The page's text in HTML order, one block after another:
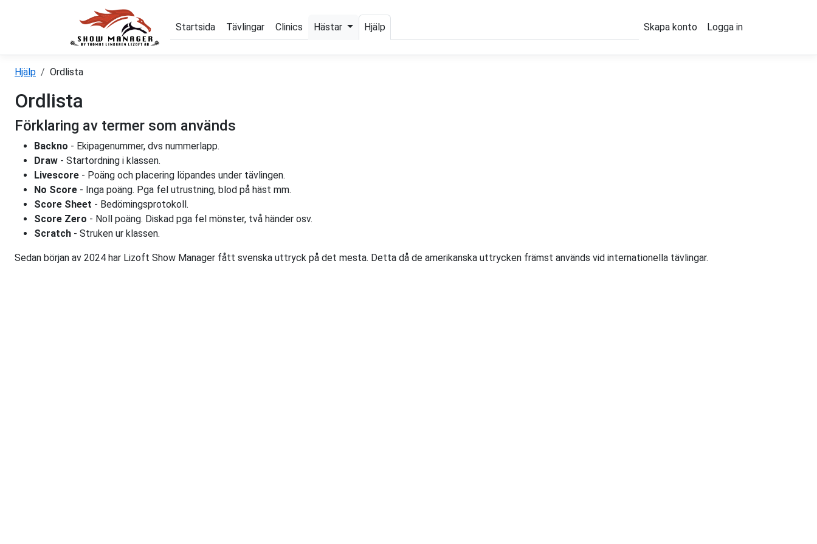
Startsida Tävlingar Clinics Hästar Hjälp Skapa konto Logga in
Hjälp Ordlista
Ordlista
Förklaring av termer som används
Backno - Ekipagenummer, dvs nummerlapp.
Draw - Startordning i klassen.
Livescore - Poäng och placering löpandes under tävlingen.
No Score - Inga poäng. Pga fel utrustning, blod på häst mm.
Score Sheet - Bedömingsprotokoll.
Score Zero - Noll poäng. Diskad pga fel mönster, två händer osv.
Scratch - Struken ur klassen.
Sedan början av 2024 har Lizoft Show Manager fått svenska uttryck på det mesta. Detta då de amerikanska uttrycken främst används vid internationella tävlingar.